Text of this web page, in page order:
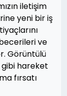
iletişim
yeni bir iş
ve
Görüntülü
hareket
fırsatı